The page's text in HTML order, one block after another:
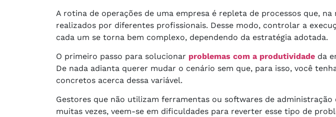
A rotina de operações de uma empresa é repleta de processos que, na
realizados por diferentes profissionais. Desse modo, controlar a
cada um se torna bem complexo, dependendo da estratégia adotada.
O primeiro passo para solucionar problemas com a produtividade da
De nada adianta querer mudar o cenário sem que, para isso, você
concretos acerca dessa variável.
Gestores que não utilizam ferramentas ou softwares de administração
muitas vezes, veem-se em dificuldades para reverter esse tipo de